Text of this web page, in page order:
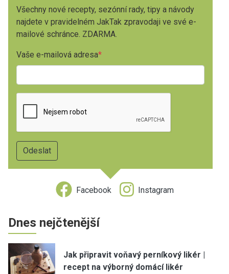
Všechny nové recepty, sezónní rady, tipy a návody
najdete v pravidelném JakTak zpravodaji ve své e-
mailové schránce. ZDARMA.
Vaše e-mailová adresa
Facebook Instagram
Dnes nejčtenější
Jak připravit voňavý perníkový likér |
recept na výborný domácí likér